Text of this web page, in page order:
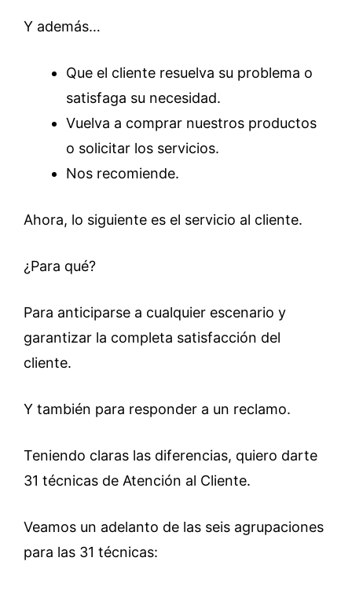
Y además…
Que el cliente resuelva su problema o
satisfaga su necesidad.
Vuelva a comprar nuestros productos
o solicitar los servicios.
Nos recomiende.
Ahora, lo siguiente es el servicio al cliente.
¿Para qué?
Para anticiparse a cualquier escenario y
garantizar la completa satisfacción del
cliente.
Y también para responder a un reclamo.
Teniendo claras las diferencias, quiero darte
31 técnicas de Atención al Cliente.
Veamos un adelanto de las seis agrupaciones
para las 31 técnicas: